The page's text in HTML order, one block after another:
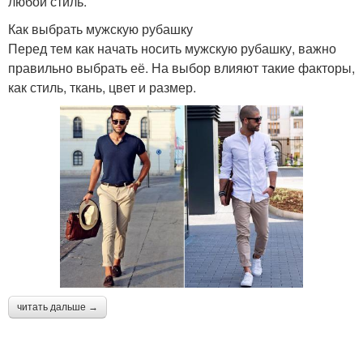
Как выбрать мужскую рубашку
Перед тем как начать носить мужскую рубашку, важно
правильно выбрать её. На выбор влияют такие факторы,
как стиль, ткань, цвет и размер.
читать дальше →